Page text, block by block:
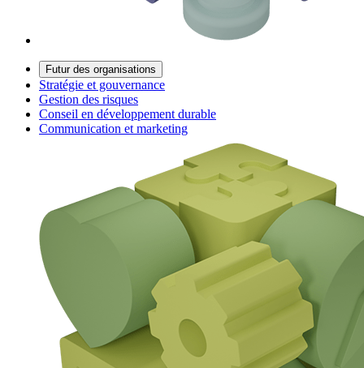
Futur des organisations
Stratégie et gouvernance
Gestion des risques
Conseil en développement durable
Communication et marketing